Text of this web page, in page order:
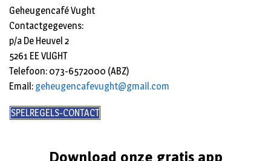
Geheugencafé Vught
Contactgegevens:
p/a De Heuvel 2
5261 EE VUGHT
Telefoon: 073-6572000 (ABZ)
Email: geheugencafevught@gmail.com
SPELREGELS-CONTACT